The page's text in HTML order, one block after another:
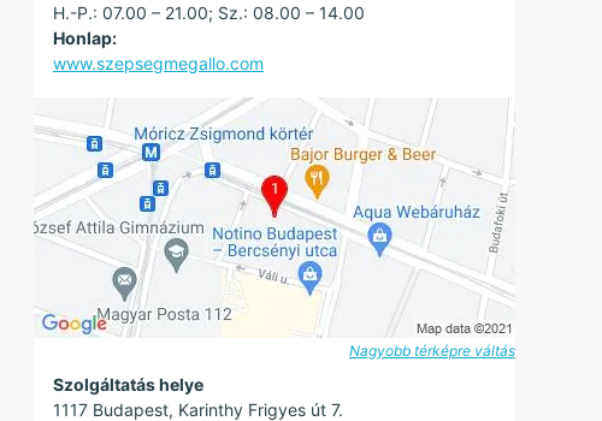
H.-P.: 07.00 – 21.00; Sz.: 08.00 – 14.00
Honlap:
www.szepsegmegallo.com
Nagyobb térképre váltás
Szolgáltatás helye
1117 Budapest, Karinthy Frigyes út 7.